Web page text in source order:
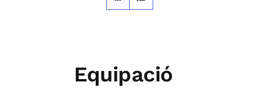
Equipació